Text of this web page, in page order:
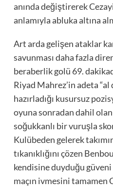
anında değiştirerek
anlamıyla abluka altına
Art arda gelişen ataklar
savunması daha fazla
beraberlik golü 69.
Riyad Mahrez’in adeta “al
hazırladığı kusursuz
oyuna sonradan dahil
soğukkanlı bir vuruşla
Kulübeden gelerek
tıkanıklığını çözen
kendisine duyduğu
maçın ivmesini tamamen